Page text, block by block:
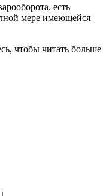
есть
мере имеющейся
чтобы читать больше